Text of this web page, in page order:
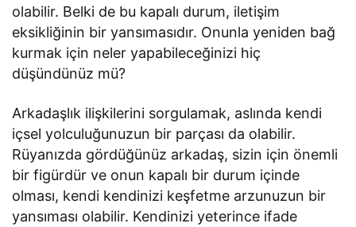
olabilir. Belki de bu kapalı durum, iletişim
eksikliğinin bir yansımasıdır. Onunla yeniden bağ
kurmak için neler yapabileceğinizi hiç
düşündünüz mü?
Arkadaşlık ilişkilerini sorgulamak, aslında kendi
içsel yolculuğunuzun bir parçası da olabilir.
Rüyanızda gördüğünüz arkadaş, sizin için önemli
bir figürdür ve onun kapalı bir durum içinde
olması, kendi kendinizi keşfetme arzunuzun bir
yansıması olabilir. Kendinizi yeterince ifade